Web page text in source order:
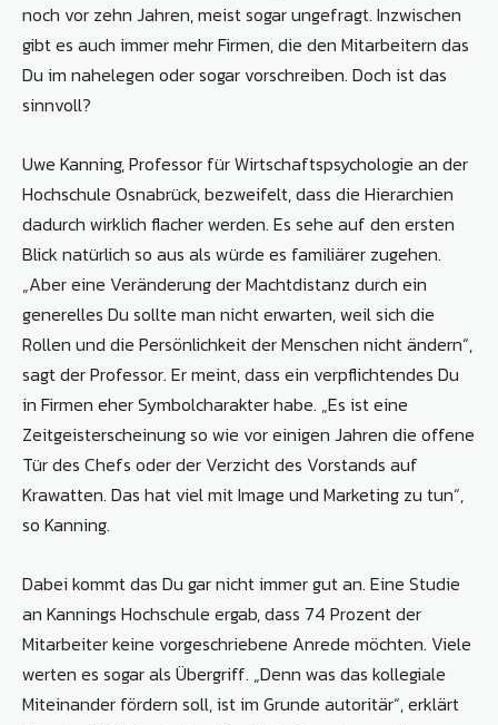
noch vor zehn Jahren, meist sogar ungefragt. Inzwischen
gibt es auch immer mehr Firmen, die den Mitarbeitern das
Du im nahelegen oder sogar vorschreiben. Doch ist das
sinnvoll?
Uwe Kanning, Professor für Wirtschaftspsychologie an der
Hochschule Osnabrück, bezweifelt, dass die Hierarchien
dadurch wirklich flacher werden. Es sehe auf den ersten
Blick natürlich so aus als würde es familiärer zugehen.
„Aber eine Veränderung der Machtdistanz durch ein
generelles Du sollte man nicht erwarten, weil sich die
Rollen und die Persönlichkeit der Menschen nicht ändern“,
sagt der Professor. Er meint, dass ein verpflichtendes Du
in Firmen eher Symbolcharakter habe. „Es ist eine
Zeitgeisterscheinung so wie vor einigen Jahren die offene
Tür des Chefs oder der Verzicht des Vorstands auf
Krawatten. Das hat viel mit Image und Marketing zu tun“,
so Kanning.
Dabei kommt das Du gar nicht immer gut an. Eine Studie
an Kannings Hochschule ergab, dass 74 Prozent der
Mitarbeiter keine vorgeschriebene Anrede möchten. Viele
werten es sogar als Übergriff. „Denn was das kollegiale
Miteinander fördern soll, ist im Grunde autoritär“, erklärt